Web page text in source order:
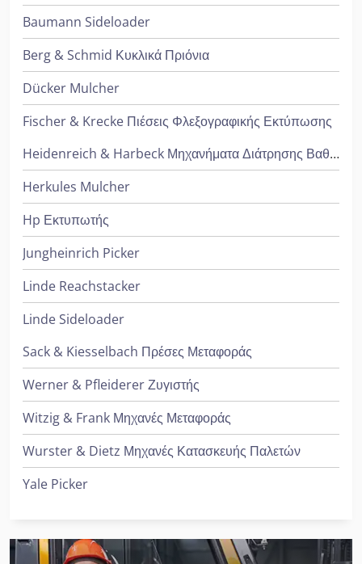
Baumann Sideloader
Berg & Schmid Κυκλικά Πριόνια
Dücker Mulcher
Fischer & Krecke Πιέσεις Φλεξογραφικής Εκτύπωσης
Heidenreich & Harbeck Μηχανήματα Διάτρησης Βαθιάς Οπής
Herkules Mulcher
Hp Εκτυπωτής
Jungheinrich Picker
Linde Reachstacker
Linde Sideloader
Sack & Kiesselbach Πρέσες Μεταφοράς
Werner & Pfleiderer Ζυγιστής
Witzig & Frank Μηχανές Μεταφοράς
Wurster & Dietz Μηχανές Κατασκευής Παλετών
Yale Picker